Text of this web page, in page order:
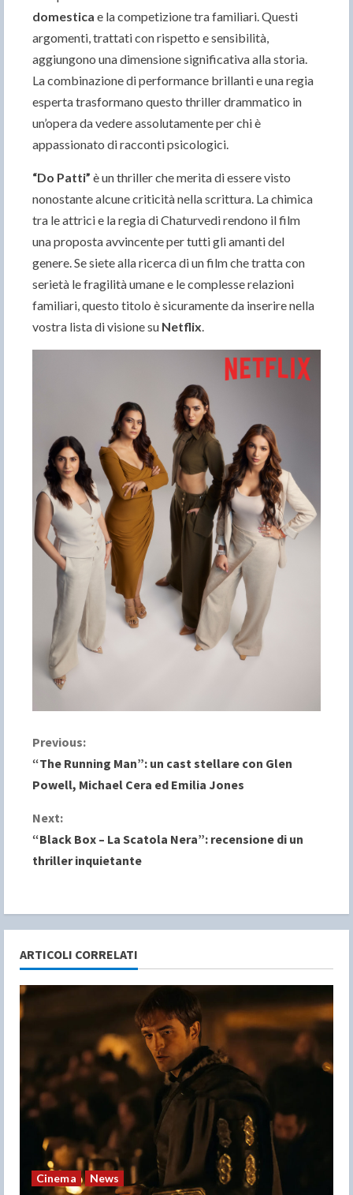
domestica e la competizione tra familiari. Questi
argomenti, trattati con rispetto e sensibilità,
aggiungono una dimensione significativa alla storia.
La combinazione di performance brillanti e una regia
esperta trasformano questo thriller drammatico in
un’opera da vedere assolutamente per chi è
appassionato di racconti psicologici.
“Do Patti” è un thriller che merita di essere visto
nonostante alcune criticità nella scrittura. La chimica
tra le attrici e la regia di Chaturvedi rendono il film
una proposta avvincente per tutti gli amanti del
genere. Se siete alla ricerca di un film che tratta con
serietà le fragilità umane e le complesse relazioni
familiari, questo titolo è sicuramente da inserire nella
vostra lista di visione su Netflix.
C
o
n
t
n
u
e
a
d
n
Previous:
“The Running Man”: un cast stellare con Glen
Powell, Michael Cera ed Emilia Jones
Next:
“Black Box – La Scatola Nera”: recensione di un
thriller inquietante
ARTICOLI CORRELATI
Cinema News